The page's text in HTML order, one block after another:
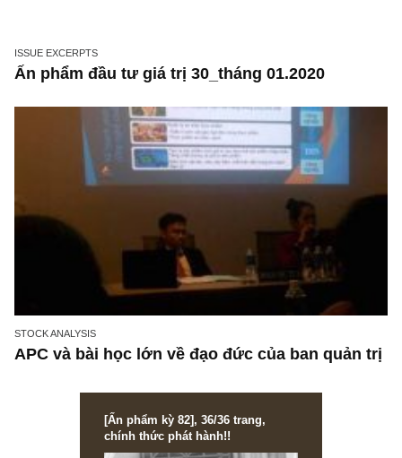
Nhìn lại BCTC của các cổ phiếu “penny”
khi bị khởi tố hình sự thập niên vừa qua:
ISSUE EXCERPTS
Ấn phẩm đầu tư giá trị 30_tháng 01.2020